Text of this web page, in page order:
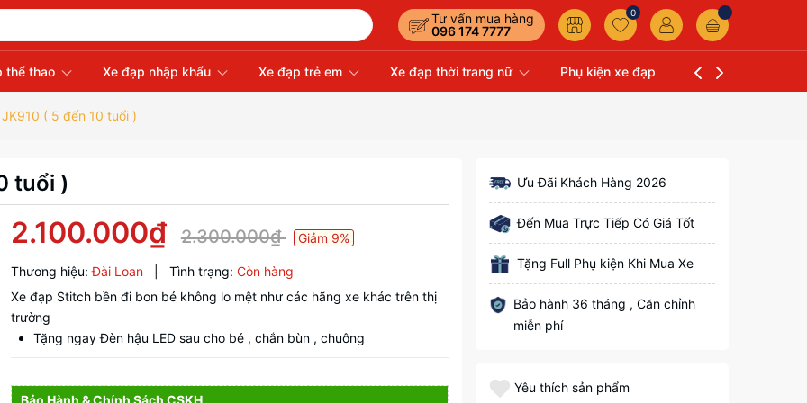
Tư vấn mua hàng
096 174 7777
0
thể thao Xe đạp nhập khẩu Xe đạp trẻ em Xe đạp thời trang nữ Phụ kiện xe đạp Liên hệ
( 5 đến 10 tuổi )
tuổi )
2.100.000₫ 2.300.000₫ Giảm 9%
Thương hiệu: Đài Loan Tình trạng: Còn hàng
Xe đạp Stitch bền đi bon bé không lo mệt như các hãng xe khác trên thị
trường
Tặng ngay Đèn hậu LED sau cho bé , chắn bùn , chuông
Bảo Hành & Chính Sách CSKH
Ưu Đãi Khách Hàng 2026
Đến Mua Trực Tiếp Có Giá Tốt
Tặng Full Phụ kiện Khi Mua Xe
Bảo hành 36 tháng , Căn chỉnh
miễn phí
Yêu thích sản phẩm